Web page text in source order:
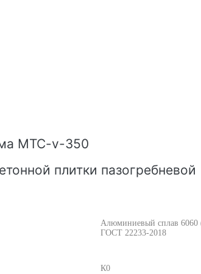
MTC-v-350
плитки пазогребневой
Алюминиевый сплав
ГОСТ 22233-2018
К0